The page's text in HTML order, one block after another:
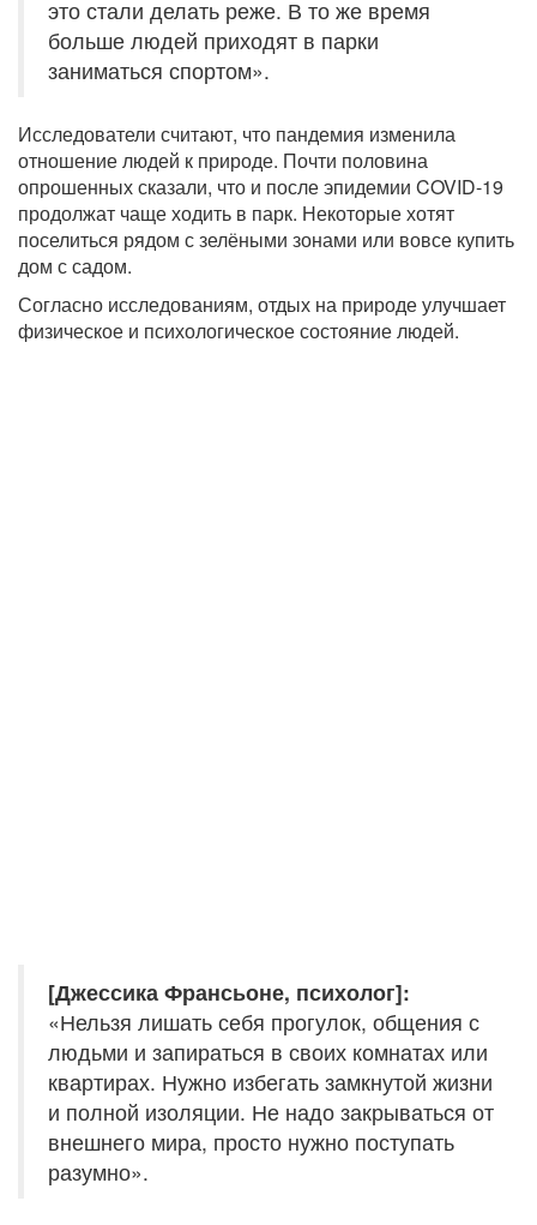
это стали делать реже. В то же время
больше людей приходят в парки
заниматься спортом».
Исследователи считают, что пандемия изменила
отношение людей к природе. Почти половина
опрошенных сказали, что и после эпидемии COVID-19
продолжат чаще ходить в парк. Некоторые хотят
поселиться рядом с зелёными зонами или вовсе купить
дом с садом.
Согласно исследованиям, отдых на природе улучшает
физическое и психологическое состояние людей.
[Джессика Франсьоне, психолог]:
«Нельзя лишать себя прогулок, общения с
людьми и запираться в своих комнатах или
квартирах. Нужно избегать замкнутой жизни
и полной изоляции. Не надо закрываться от
внешнего мира, просто нужно поступать
разумно».